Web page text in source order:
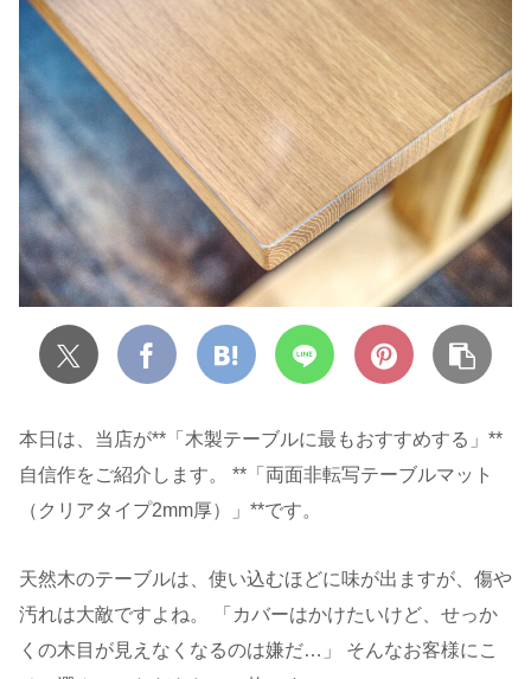
本日は、当店が**「木製テーブルに最もおすすめする」**
自信作をご紹介します。 **「両面非転写テーブルマット
（クリアタイプ2mm厚）」**です。
天然木のテーブルは、使い込むほどに味が出ますが、傷や
汚れは大敵ですよね。 「カバーはかけたいけど、せっか
くの木目が見えなくなるのは嫌だ…」 そんなお客様にこ